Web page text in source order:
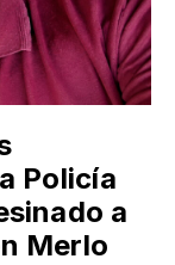
Policía
a
Merlo